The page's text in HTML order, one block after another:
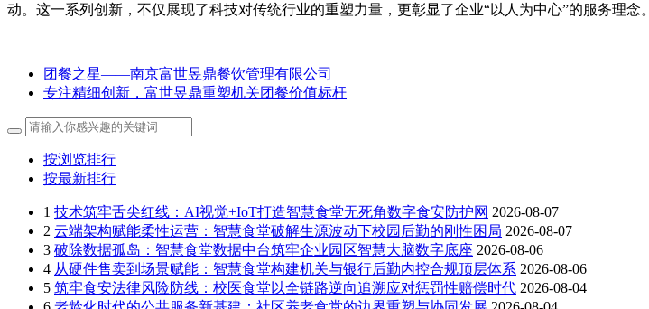
动。这一系列创新，不仅展现了科技对传统行业的重塑力量，更彰显了企业“以人为中心”的服务理念。
团餐之星——南京富世昱鼎餐饮管理有限公司
专注精细创新，富世昱鼎重塑机关团餐价值标杆
按浏览排行
按最新排行
1 技术筑牢舌尖红线：AI视觉+IoT打造智慧食堂无死角数字食安防护网 2026-08-07
2 云端架构赋能柔性运营：智慧食堂破解生源波动下校园后勤的刚性困局 2026-08-07
3 破除数据孤岛：智慧食堂数据中台筑牢企业园区智慧大脑数字底座 2026-08-06
4 从硬件售卖到场景赋能：智慧食堂构建机关与银行后勤内控合规顶层体系 2026-08-06
5 筑牢食安法律风险防线：校医食堂以全链路逆向追溯应对惩罚性赔偿时代 2026-08-04